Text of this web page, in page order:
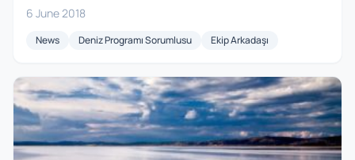
6 June 2018
News Deniz Programı Sorumlusu Ekip Arkadaşı